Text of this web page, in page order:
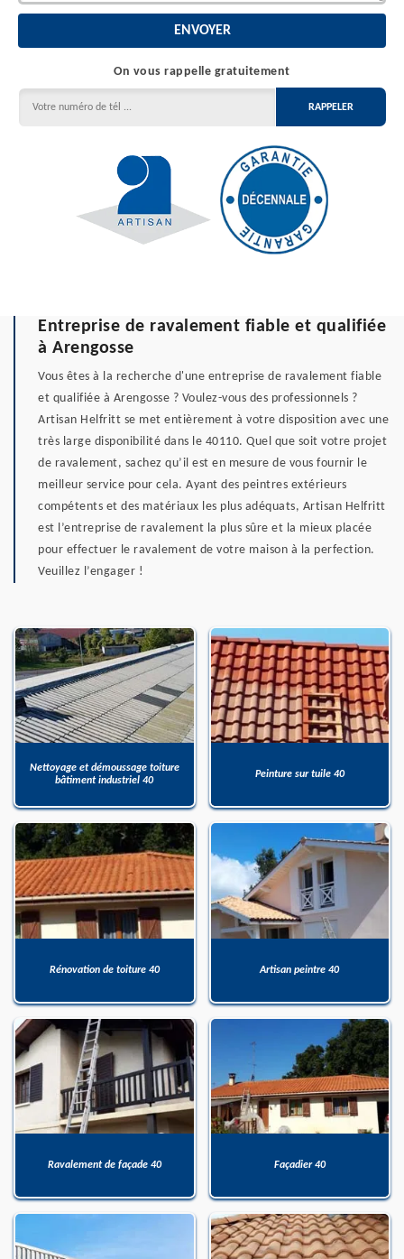
On vous rappelle gratuitement
Entreprise de ravalement fiable et qualifiée
à Arengosse
Vous êtes à la recherche d'une entreprise de ravalement fiable
et qualifiée à Arengosse ? Voulez-vous des professionnels ?
Artisan Helfritt se met entièrement à votre disposition avec une
très large disponibilité dans le 40110. Quel que soit votre projet
de ravalement, sachez qu’il est en mesure de vous fournir le
meilleur service pour cela. Ayant des peintres extérieurs
compétents et des matériaux les plus adéquats, Artisan Helfritt
est l’entreprise de ravalement la plus sûre et la mieux placée
pour effectuer le ravalement de votre maison à la perfection.
Veuillez l’engager !
Nettoyage et démoussage toiture
bâtiment industriel 40
Peinture sur tuile 40
Rénovation de toiture 40 Artisan peintre 40
Ravalement de façade 40 Façadier 40